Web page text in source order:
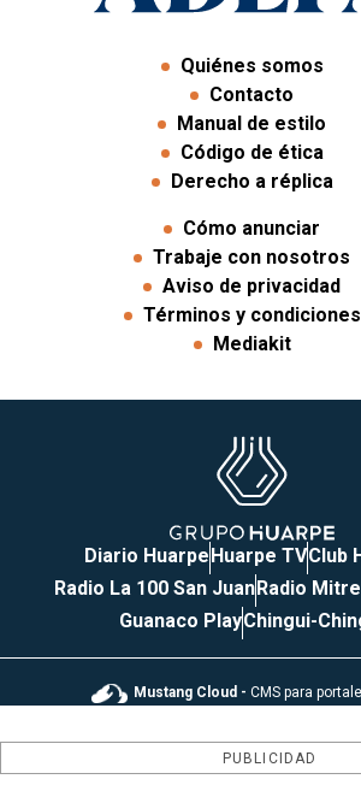
Quiénes somos
Contacto
Manual de estilo
Código de ética
Derecho a réplica
Cómo anunciar
Trabaje con nosotros
Aviso de privacidad
Términos y condiciones
Mediakit
Diario HuarpeHuarpe TVClub
Radio La 100 San JuanRadio
Guanaco PlayChingui-
Mustang Cloud - CMS para
PUBLICIDAD